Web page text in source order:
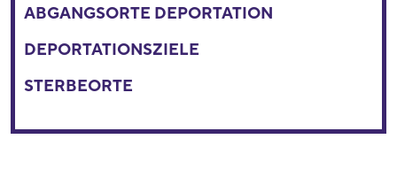
ABGANGSORTE DEPORTATION
DEPORTATIONSZIELE
STERBEORTE